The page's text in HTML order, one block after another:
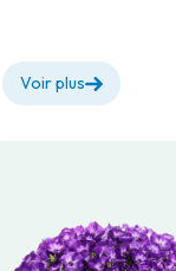
Voir plus